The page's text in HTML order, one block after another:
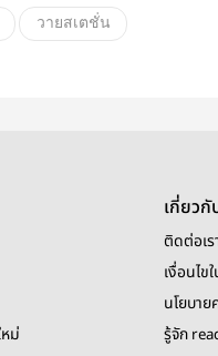
วายสเตชั่น
ม่
เกี่ยวกั
ติดต่อเร
เงื่อนไข
นโยบา
รู้จัก